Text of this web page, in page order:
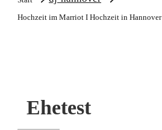
Hochzeit im Marriot I Hochzeit in Hannover
Ehetest